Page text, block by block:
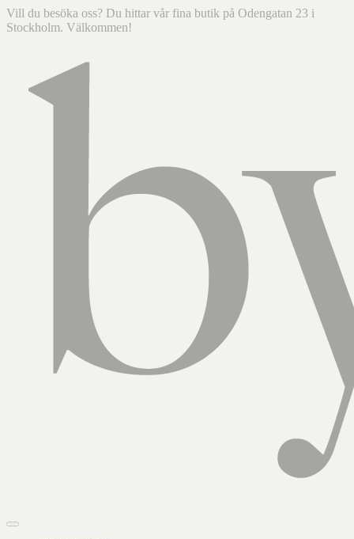
Vill du besöka oss? Du hittar vår fina butik på Odengatan 23 i
Stockholm. Välkommen!